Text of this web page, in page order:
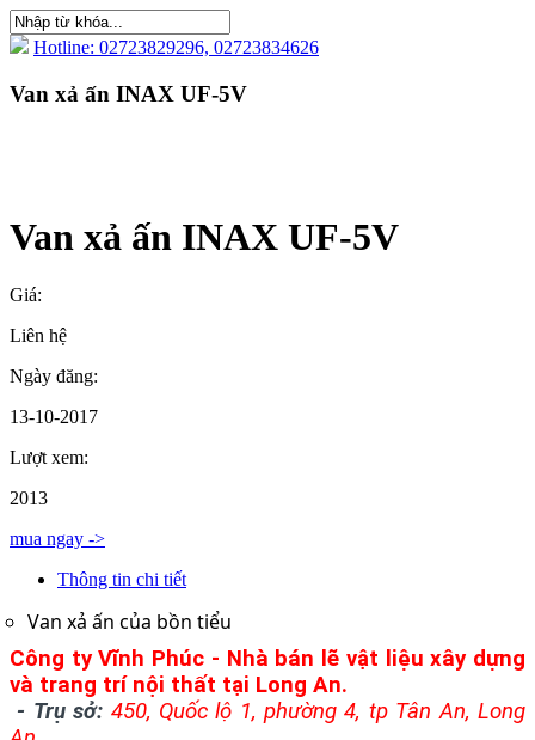
Hotline: 02723829296, 02723834626
Van xả ấn INAX UF-5V
Van xả ấn INAX UF-5V
Giá:
Liên hệ
Ngày đăng:
13-10-2017
Lượt xem:
2013
mua ngay ->
Thông tin chi tiết
Van xả ấn của bồn tiểu
Công ty Vĩnh Phúc - Nhà bán lẽ vật liệu xây dựng
và trang trí nội thất tại Long An.
- Trụ sở: 450, Quốc lộ 1, phường 4, tp Tân An, Long